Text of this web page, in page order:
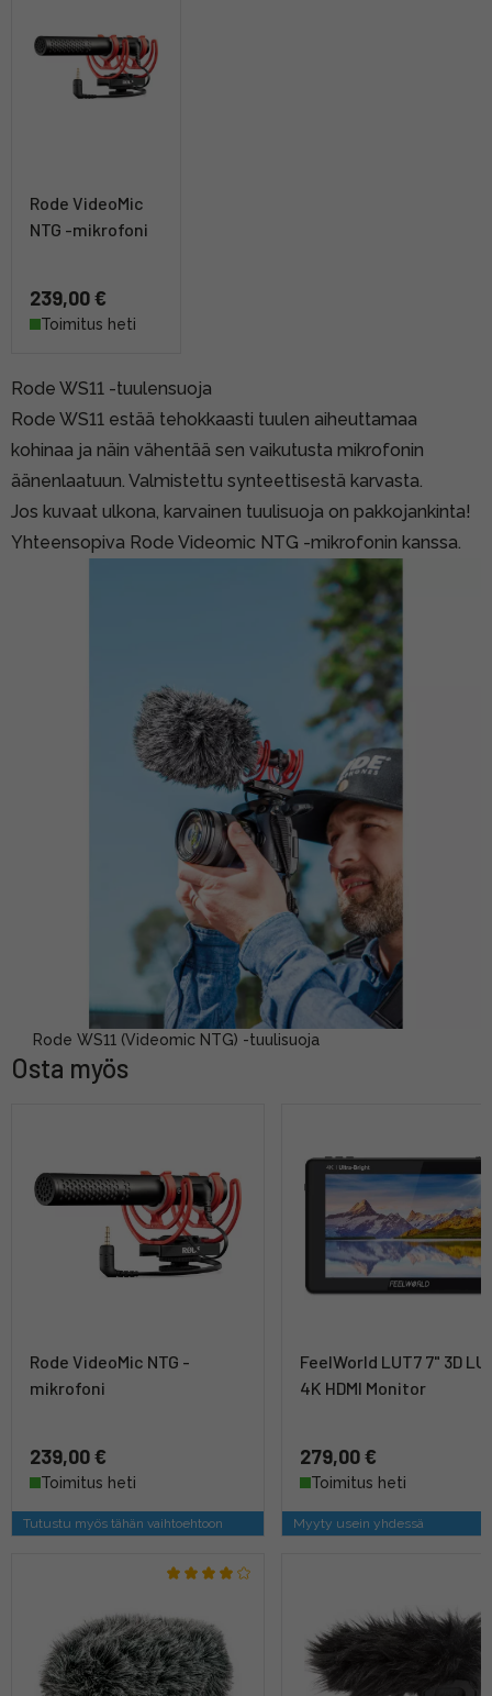
Rode VideoMic
NTG -mikrofoni
239,00 €
Toimitus heti
Rode WS11 -tuulensuoja
Rode WS11 estää tehokkaasti tuulen aiheuttamaa
kohinaa ja näin vähentää sen vaikutusta mikrofonin
äänenlaatuun. Valmistettu synteettisestä karvasta.
Jos kuvaat ulkona, karvainen tuulisuoja on pakkojankinta!
Yhteensopiva Rode Videomic NTG -mikrofonin kanssa.
Rode WS11 (Videomic NTG) -tuulisuoja
Osta myös
Rode VideoMic NTG -
mikrofoni
239,00 €
Toimitus heti
Tutustu myös tähän vaihtoehtoon
FeelWorld LUT7 7" 3D
4K HDMI Monitor
279,00 €
Toimitus heti
Myyty usein yhdessä